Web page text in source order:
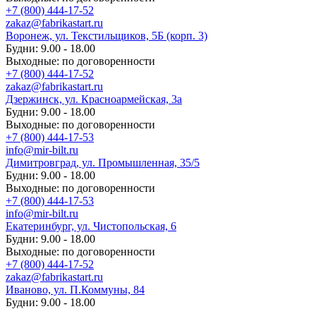
+7 (800) 444-17-52
zakaz@fabrikastart.ru
Воронеж, ул. Текстильщиков, 5Б (корп. 3)
Будни: 9.00 - 18.00
Выходные: по договоренности
+7 (800) 444-17-52
zakaz@fabrikastart.ru
Дзержинск, ул. Красноармейская, 3а
Будни: 9.00 - 18.00
Выходные: по договоренности
+7 (800) 444-17-53
info@mir-bilt.ru
Димитровград, ул. Промышленная, 35/5
Будни: 9.00 - 18.00
Выходные: по договоренности
+7 (800) 444-17-53
info@mir-bilt.ru
Екатеринбург, ул. Чистопольская, 6
Будни: 9.00 - 18.00
Выходные: по договоренности
+7 (800) 444-17-52
zakaz@fabrikastart.ru
Иваново, ул. П.Коммуны, 84
Будни: 9.00 - 18.00